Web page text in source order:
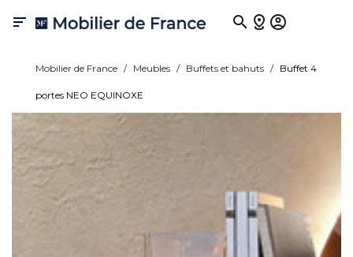

Mobilier de France Meubles Buffets et bahuts Buffet 4
portes NEO EQUINOXE